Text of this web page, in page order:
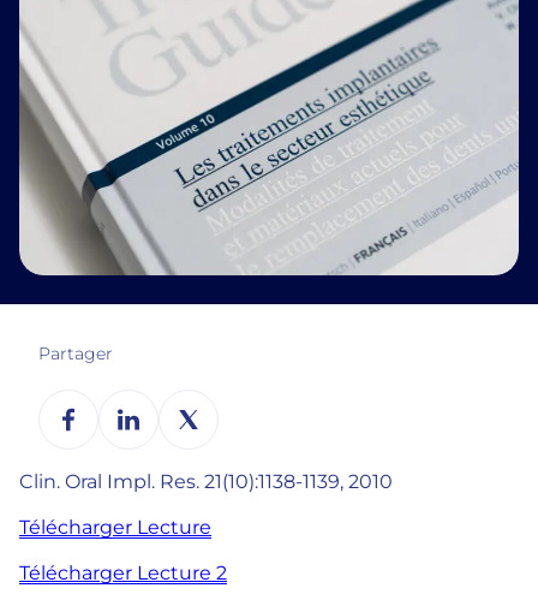
Partager
Clin. Oral Impl. Res. 21(10):1138-1139, 2010
Télécharger Lecture
Télécharger Lecture 2